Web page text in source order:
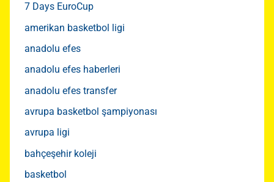
7 Days EuroCup
amerikan basketbol ligi
anadolu efes
anadolu efes haberleri
anadolu efes transfer
avrupa basketbol şampiyonası
avrupa ligi
bahçeşehir koleji
basketbol